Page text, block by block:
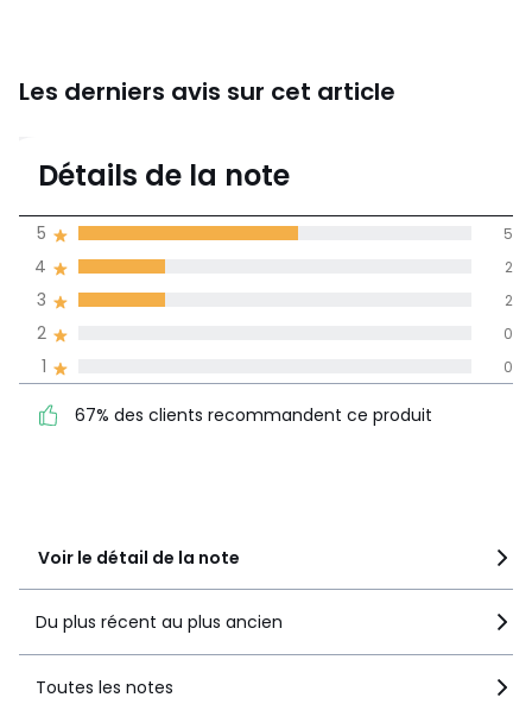
Les derniers avis sur cet article
4,3
moyenne des avis
dans toutes les
4 2
5
Voir le détail de la note
Détails de la note
1 0
2 0
3 2
4 2
5 5
67% des clients recommandent ce produit
Du plus récent au plus ancien
Toutes les notes